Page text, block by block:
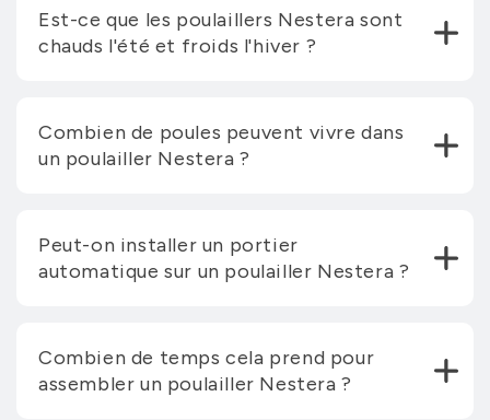
Est-ce que les poulaillers Nestera sont
chauds l'été et froids l'hiver ?
Combien de poules peuvent vivre dans
un poulailler Nestera ?
Peut-on installer un portier
automatique sur un poulailler Nestera ?
Combien de temps cela prend pour
assembler un poulailler Nestera ?